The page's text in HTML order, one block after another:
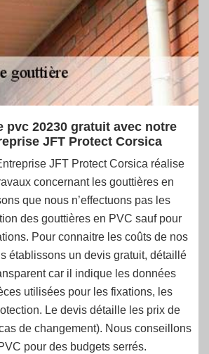
pvc 20230 gratuit avec notre
JFT Protect Corsica
JFT Protect Corsica réalise
concernant les gouttières en
que nous n’effectuons pas les
des gouttières en PVC sauf pour
Pour connaitre les coûts de nos
établissons un devis gratuit, détaillé
car il indique les données
utilisées pour les fixations, les
Le devis détaille les prix de
de changement). Nous conseillons
pour des budgets serrés.